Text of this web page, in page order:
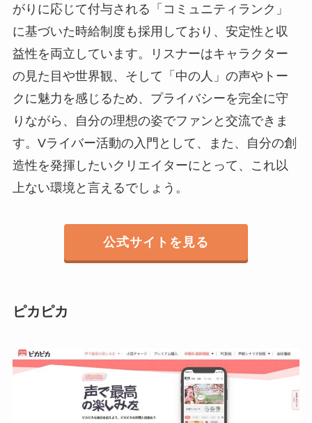
がりに応じて付与される「コミュニティランク」
に基づいた時給制度も採用しており、安定性と収
益性を両立しています。リスナーはキャラクター
の見た目や世界観、そして「中の人」の声やトー
クに魅力を感じるため、プライバシーを完全に守
りながら、自分の理想の姿でファンと交流できま
す。Vライバー活動の入門として、また、自分の創
造性を発揮したいクリエイターにとって、これ以
上ない環境と言えるでしょう。
公式サイトを見る
ピカピカ